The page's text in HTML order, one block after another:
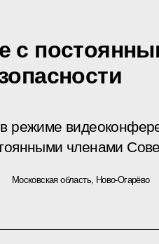
с
режиме
членами
Московская область, Ново-Огарёво